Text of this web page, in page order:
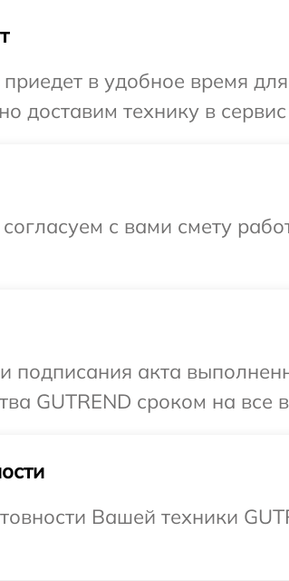
в удобное время для
доставим технику в
с вами смету
подписания акта
GUTREND сроком на все
Вашей техники